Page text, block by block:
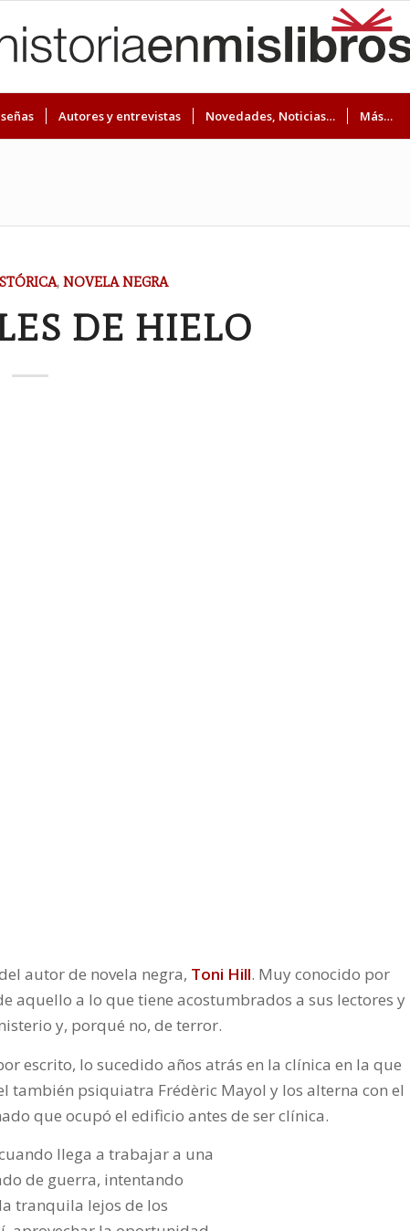
Autores y entrevistas Novedades, Noticias… Más…
, NOVELA NEGRA
DE HIELO
autor de novela negra, Toni Hill. Muy conocido por
aquello a lo que tiene acostumbrados a sus lectores y
y, porqué no, de terror.
escrito, lo sucedido años atrás en la clínica en la que
también psiquiatra Frédèric Mayol y los alterna con el
que ocupó el edificio antes de ser clínica.
llega a trabajar a una
de guerra, intentando
tranquila lejos de los